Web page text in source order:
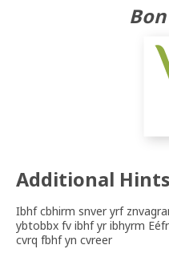
Additional Hints
Ibhf cbhirm snver yrf
ybtobbx fv ibhf yr ibhyrm
cvrq fbhf yn cvreer